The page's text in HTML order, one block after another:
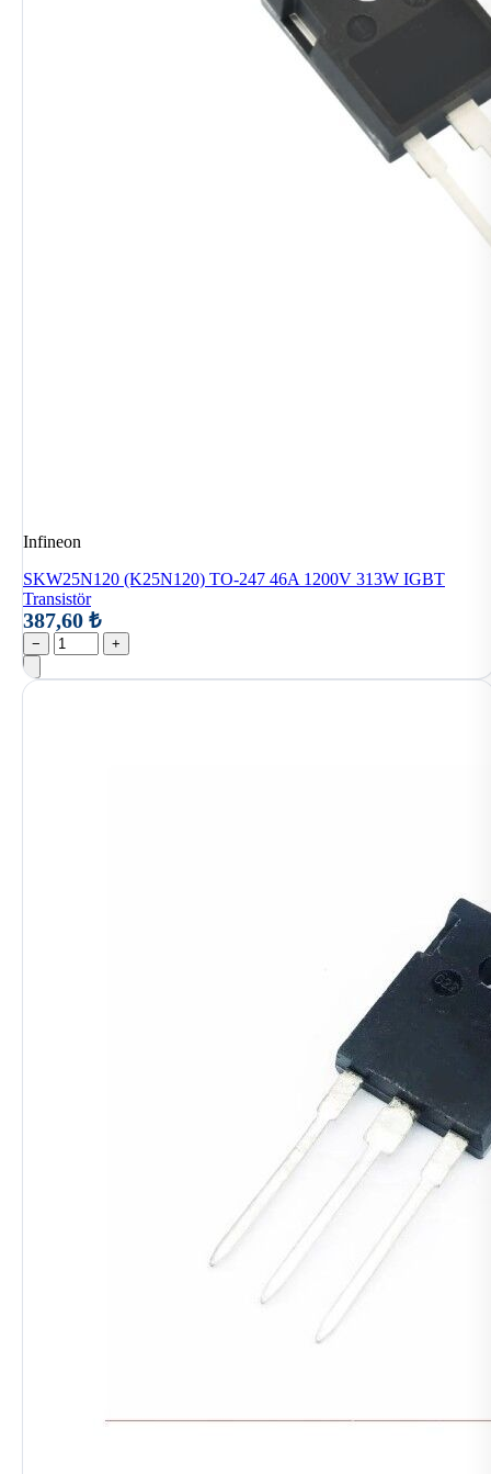
Infineon
SKW25N120 (K25N120) TO-247 46A 1200V 313W IGBT
Transistör
387,60 ₺
− +